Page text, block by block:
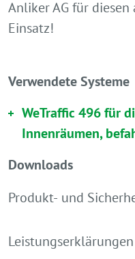
Anliker AG für
Einsatz!
Verwendete Systeme
WeTraffic 496 für
Innenräumen,
Downloads
Produkt- und
Leistungserklärungen